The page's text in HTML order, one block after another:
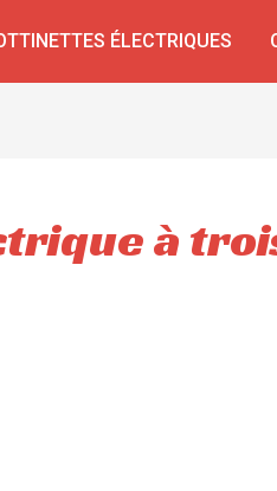
ÉLECTRIQUES
à